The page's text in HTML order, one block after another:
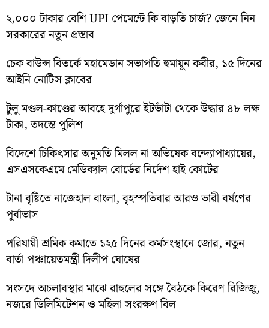
২,০০০ টাকার বেশি UPI পেমেন্টে কি বাড়তি চার্জ? জেনে নিন
সরকারের নতুন প্রস্তাব
চেক বাউন্স বিতর্কে মহামেডান সভাপতি হুমায়ুন কবীর, ১৫ দিনের
আইনি নোটিস ক্লাবের
টুলু মণ্ডল-কাণ্ডের আবহে দুর্গাপুরে ইটভাঁটা থেকে উদ্ধার ৪৮ লক্ষ
টাকা, তদন্তে পুলিশ
বিদেশে চিকিৎসার অনুমতি মিলল না অভিষেক বন্দ্যোপাধ্যায়ের,
এসএসকেএমে মেডিক্যাল বোর্ডের নির্দেশ হাই কোর্টের
টানা বৃষ্টিতে নাজেহাল বাংলা, বৃহস্পতিবার আরও ভারী বর্ষণের
পূর্বাভাস
পরিযায়ী শ্রমিক কমাতে ১২৫ দিনের কর্মসংস্থানে জোর, নতুন
বার্তা পঞ্চায়েতমন্ত্রী দিলীপ ঘোষের
সংসদে অচলাবস্থার মাঝে রাহুলের সঙ্গে বৈঠকে কিরেণ রিজিজু,
নজরে ডিলিমিটেশন ও মহিলা সংরক্ষণ বিল